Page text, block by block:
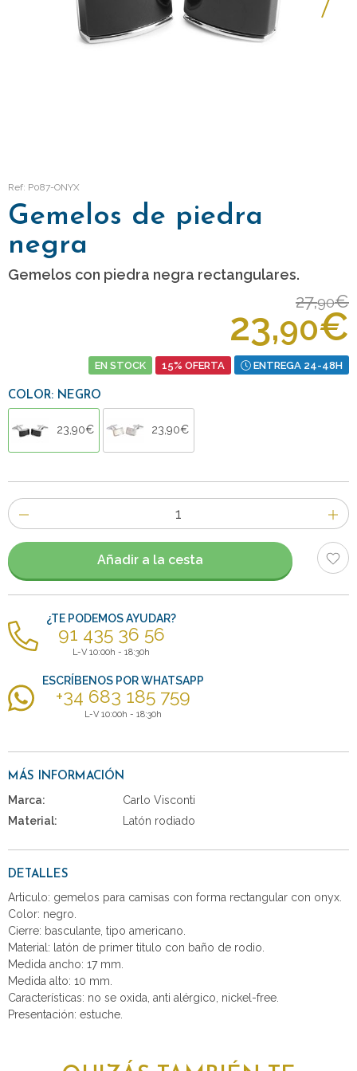
Ref: P087-ONYX
Gemelos de piedra
negra
Gemelos con piedra negra rectangulares.
27,90€
23,90€
EN STOCK 15% OFERTA ENTREGA 24-48H
COLOR: NEGRO
23,90€ 23,90€
Número
de
artículos
Añadir a la cesta
¿TE PODEMOS AYUDAR?
91 435 36 56
L-V 10:00h - 18:30h
ESCRÍBENOS POR WHATSAPP
+34 683 185 759
L-V 10:00h - 18:30h
MÁS INFORMACIÓN
Marca:
Carlo Visconti
Material:
Latón rodiado
DETALLES
Articulo: gemelos para camisas con forma rectangular con onyx.
Color: negro.
Cierre: basculante, tipo americano.
Material: latón de primer titulo con baño de rodio.
Medida ancho: 17 mm.
Medida alto: 10 mm.
Características: no se oxida, anti alérgico, nickel-free.
Presentación: estuche.